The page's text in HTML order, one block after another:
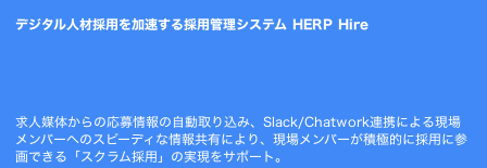
デジタル人材採用を加速する採用管理システム HERP Hire
求人媒体からの応募情報の自動取り込み、Slack/Chatwork連携による現場
メンバーへのスピーディな情報共有により、現場メンバーが積極的に採用に参
画できる「スクラム採用」の実現をサポート。